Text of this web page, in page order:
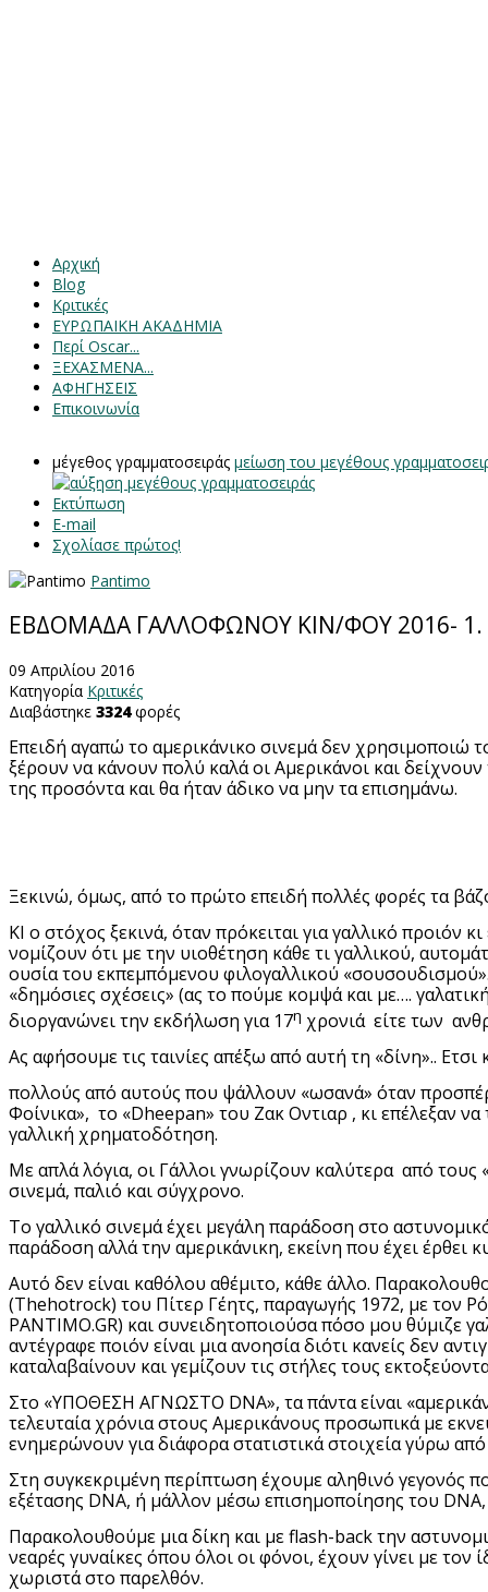
Αρχική
Blog
Κριτικές
ΕΥΡΩΠΑΙΚΗ ΑΚΑΔΗΜΙΑ
Περί Oscar...
ΞΕΧΑΣΜΕΝΑ...
ΑΦΗΓΗΣΕΙΣ
Επικοινωνία
μέγεθος γραμματοσειράς μείωση του μεγέθους
Εκτύπωση
E-mail
Σχολίασε πρώτος!
Pantimo
ΕΒΔΟΜΑΔΑ ΓΑΛΛΟΦΩΝΟΥ ΚΙΝ/ΦΟΥ 2016- 1.
09 Απριλίου 2016
Κατηγορία Κριτικές
Διαβάστηκε 3324φορές
Επειδή αγαπώ το αμερικάνικο σινεμά δεν χρησιμοποιώ
ξέρουν να κάνουν πολύ καλά οι Αμερικάνοι και
της προσόντα και θα ήταν άδικο να μην τα επισημάνω.
Ξεκινώ, όμως, από το πρώτο επειδή πολλές φορές τα
ΚΙ ο στόχος ξεκινά, όταν πρόκειται για γαλλικό προιόν
νομίζουν ότι με την υιοθέτηση κάθε τι γαλλικού,
ουσία του εκπεμπόμενου φιλογαλλικού
«δημόσιες σχέσεις» (ας το πούμε κομψά και με….
διοργανώνει την εκδήλωση για 17η χρονιά είτε των
Ας αφήσουμε τις ταινίες απέξω από αυτή τη «δίνη».. Ετσι
πολλούς από αυτούς που ψάλλουν «ωσανά» όταν
Φοίνικα», το «Dheepan» του Ζακ Οντιαρ , κι επέλεξαν
γαλλική χρηματοδότηση.
Με απλά λόγια, οι Γάλλοι γνωρίζουν καλύτερα από τους
σινεμά, παλιό και σύγχρονο.
Το γαλλικό σινεμά έχει μεγάλη παράδοση στο
παράδοση αλλά την αμερικάνικη, εκείνη που έχει έρθει
Αυτό δεν είναι καθόλου αθέμιτο, κάθε άλλο.
(Thehotrock) του Πίτερ Γέητς, παραγωγής 1972, με τον
PANTIMO.GR) και συνειδητοποιούσα πόσο μου θύμιζε
αντέγραφε ποιόν είναι μια ανοησία διότι κανείς δεν
καταλαβαίνουν και γεμίζουν τις στήλες τους
Στο «ΥΠΟΘΕΣΗ ΑΓΝΩΣΤΟ DNA», τα πάντα είναι
τελευταία χρόνια στους Αμερικάνους προσωπικά με
ενημερώνουν για διάφορα στατιστικά στοιχεία γύρω
Στη συγκεκριμένη περίπτωση έχουμε αληθινό γεγονός
εξέτασης DNA, ή μάλλον μέσω επισημοποίησης του DNA
Παρακολουθούμε μια δίκη και μεflash-backτην
νεαρές γυναίκες όπου όλοι οι φόνοι, έχουν γίνει με
χωριστά στο παρελθόν.